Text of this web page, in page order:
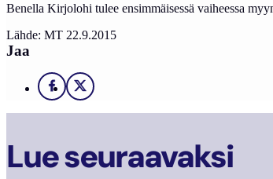
Benella Kirjolohi tulee ensimmäisessä vaiheessa
Lähde: MT 22.9.2015
Jaa
Facebook
X
Lue seuraavaksi